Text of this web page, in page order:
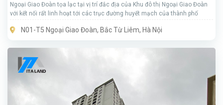
Ngoại Giao Đoàn tọa lạc tại vị trí đắc địa của Khu đô thị Ngoại Giao Đoàn
với kết nối rất linh hoạt tới các trục đường huyết mạch của thành phố
N01-T5 Ngoại Giao Đoàn, Bắc Từ Liêm, Hà Nội